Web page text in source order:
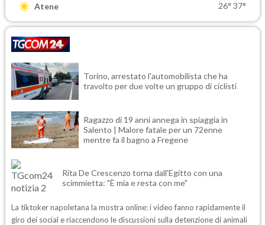
Atene 26° 37°
Torino, arrestato l'automobilista che ha
travolto per due volte un gruppo di ciclisti
Ragazzo di 19 anni annega in spiaggia in
Salento | Malore fatale per un 72enne
mentre fa il bagno a Fregene
Rita De Crescenzo torna dall'Egitto con una
scimmietta: "È mia e resta con me"
La tiktoker napoletana la mostra online: i video fanno rapidamente il
giro dei social e riaccendono le discussioni sulla detenzione di animali